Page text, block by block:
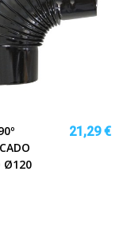
Ø120
21,29 €